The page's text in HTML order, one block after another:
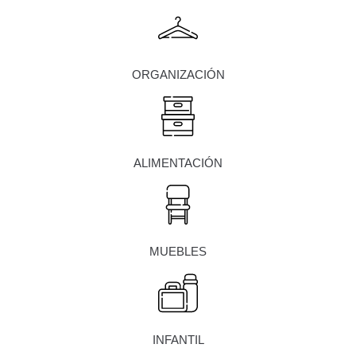
ORGANIZACIÓN
ALIMENTACIÓN
MUEBLES
INFANTIL